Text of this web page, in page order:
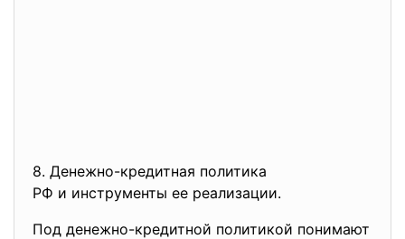
8. Денежно-кредитная политика
РФ и инструменты ее реализации.
Под денежно-кредитной политикой понимают